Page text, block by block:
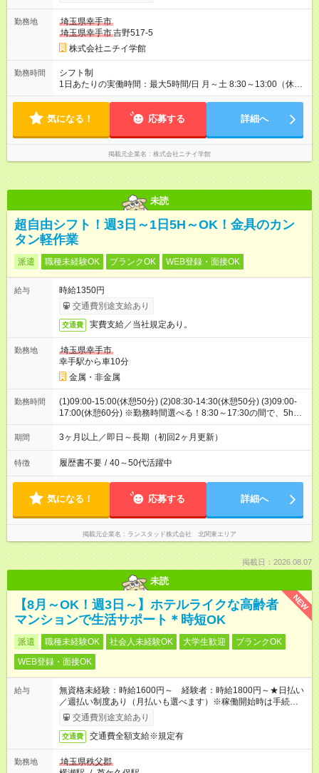
勤務地
埼玉県幸手市
埼玉県幸手市吉野517-5
株式会社ニチイ学館
勤務時間
シフト制
1日あたりの実働時間：最大5時間/日 月～土 8:30～13:00（休憩
なし） 月8日 8:00～13:00（休憩なし） 月9日 ※月
気になる！ 応募する 詳細へ
掲載元企業名 株式会社ニチイ学館
未読
超自由シフト！週3日～1日5H～OK！金具のカン
タン軽作業
派遣 職種未経験OK ブランクOK WEB登録・面接OK
給与
時給1350円
交通費別途支給あり
交通費 実費支給／当社規定あり。
勤務地
埼玉県幸手市
幸手駅から車10分
金属・非金属
勤務時間
(1)09:00-15:00(休憩50分) (2)08:30-14:30(休憩50分) (3)09:00-
17:00(休憩60分) ※勤務時間選べる！8:30～17:30の間で、5h以
上勤務ができればOKです！
期間 3ヶ月以上／即日～長期（初回2ヶ月更新）
特徴 履歴書不要 / 40～50代活躍中
気になる！ 応募する 詳細へ
掲載元企業名 ランスタッド株式会社 北関東エリア
掲載日：2026.08.07
未読
NEW
【8月～OK！週3日～】ホテルライクな高齢者
マンションで生活サポート＊時短OK
派遣 職種未経験OK 社会人未経験OK 大学生歓迎
ブランクOK
WEB登録・面接OK
給与
無資格未経験：時給1600円～ 経験者：時給1800円～★日払い
／週払い制度あり（月払いも選べます）※稼働開始時は手続き完
了次第のお支払いとなります。
交通費別途支給あり
交通費 交通費全額支給※規定有
勤務地
埼玉県秩父郡